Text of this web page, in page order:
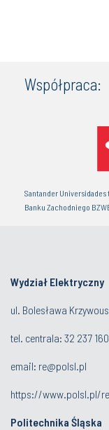
Współpraca:
Santander Universidades
Banku Zachodniego
Wydział Elektryczny
ul. Bolesława
tel. centrala: 32 237
email: re@polsl.pl
https://www.polsl.pl/re
Politechnika Śląska